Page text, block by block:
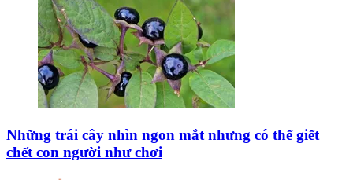
Những trái cây nhìn ngon mắt nhưng có thể giết
chết con người như chơi